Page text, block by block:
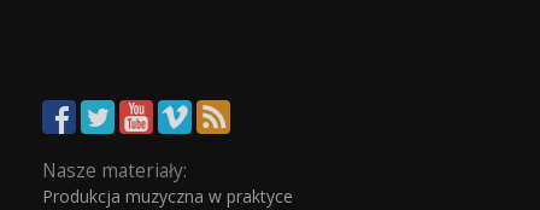
Nasze materiały:
Produkcja muzyczna w praktyce